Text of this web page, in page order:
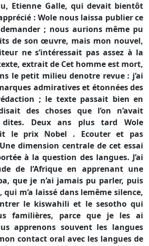
Etienne Galle, qui devait bientôt
: Wole nous laissa publier ce
; nous aurions même pu
de son œuvre, mais mon nouvel,
ne s’intéressait pas assez à la
extrait de Cet homme est mort,
le petit milieu denotre revue : j’ai
admiratives et étonnées des
; le texte passait bien en
des choses que l’on n’avait
dites. Deux ans plus tard Wole
le prix Nobel . Ecouter et pas
dimension centrale de cet essai
à la question des langues. J’ai
de l’Afrique en apprenant une
que je n’ai jamais pu parler, puis
qui m’a laissé dans lemême silence,
le kiswahili et le sesotho qui
familières, parce que je les ai
apprenons souvent les langues
contact oral avec les langues de